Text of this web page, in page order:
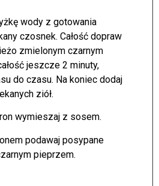
wody z gotowania
czosnek. Całość dopraw
zmielonym czarnym
jeszcze 2 minuty,
do czasu. Na koniec dodaj
ziół.
wymieszaj z sosem.
podawaj posypane
pieprzem.